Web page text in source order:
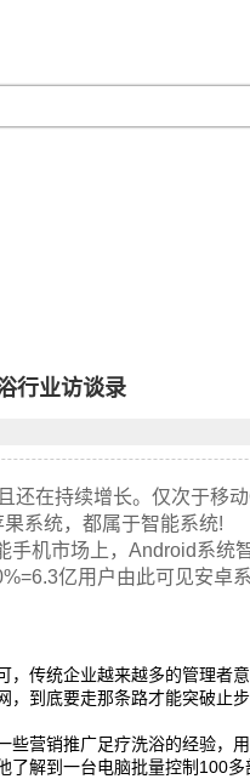
行业访谈录
还在持续增长。仅次于移
系统，都属于智能系统!
手机市场上，Android系统
亿用户由此可见安卓
，传统企业越来越多的管理者
到底要走那条路才能突破止
些营销推广足疗洗浴的经验，
了解到一台电脑批量控制100